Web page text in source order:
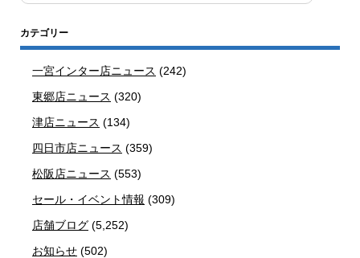
カテゴリー
一宮インター店ニュース (242)
東郷店ニュース (320)
津店ニュース (134)
四日市店ニュース (359)
松阪店ニュース (553)
セール・イベント情報 (309)
店舗ブログ (5,252)
お知らせ (502)